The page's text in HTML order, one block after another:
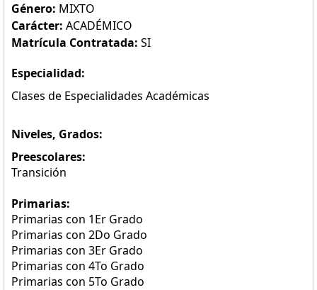
Género: MIXTO
Carácter: ACADÉMICO
Matrícula Contratada: SI
Especialidad:
Clases de Especialidades Académicas
Niveles, Grados:
Preescolares:
Transición
Primarias:
Primarias con 1Er Grado
Primarias con 2Do Grado
Primarias con 3Er Grado
Primarias con 4To Grado
Primarias con 5To Grado